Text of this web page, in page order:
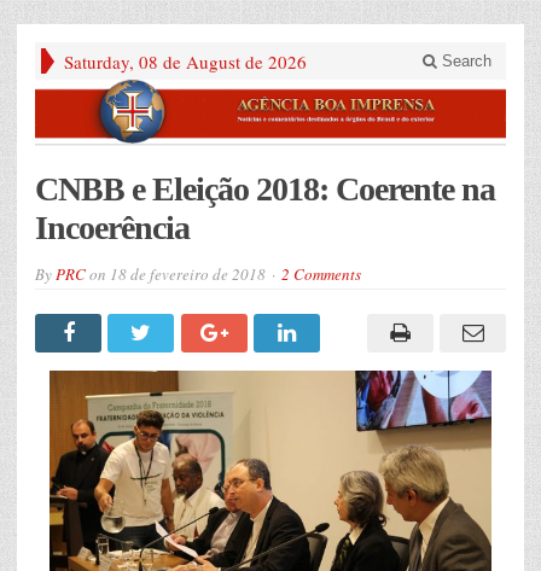
Saturday, 08 de August de 2026 Search
CNBB e Eleição 2018: Coerente na
Incoerência
ByPRCon 18 de fevereiro de 2018 2 Comments